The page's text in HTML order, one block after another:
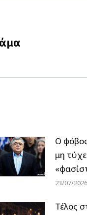
Ο
μη
23/07/2026
Τέλος